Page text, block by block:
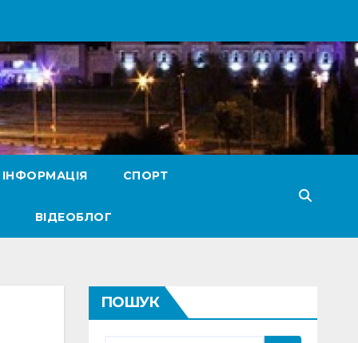
СПОРТ
ВІДЕОБЛОГ
ПОШУК